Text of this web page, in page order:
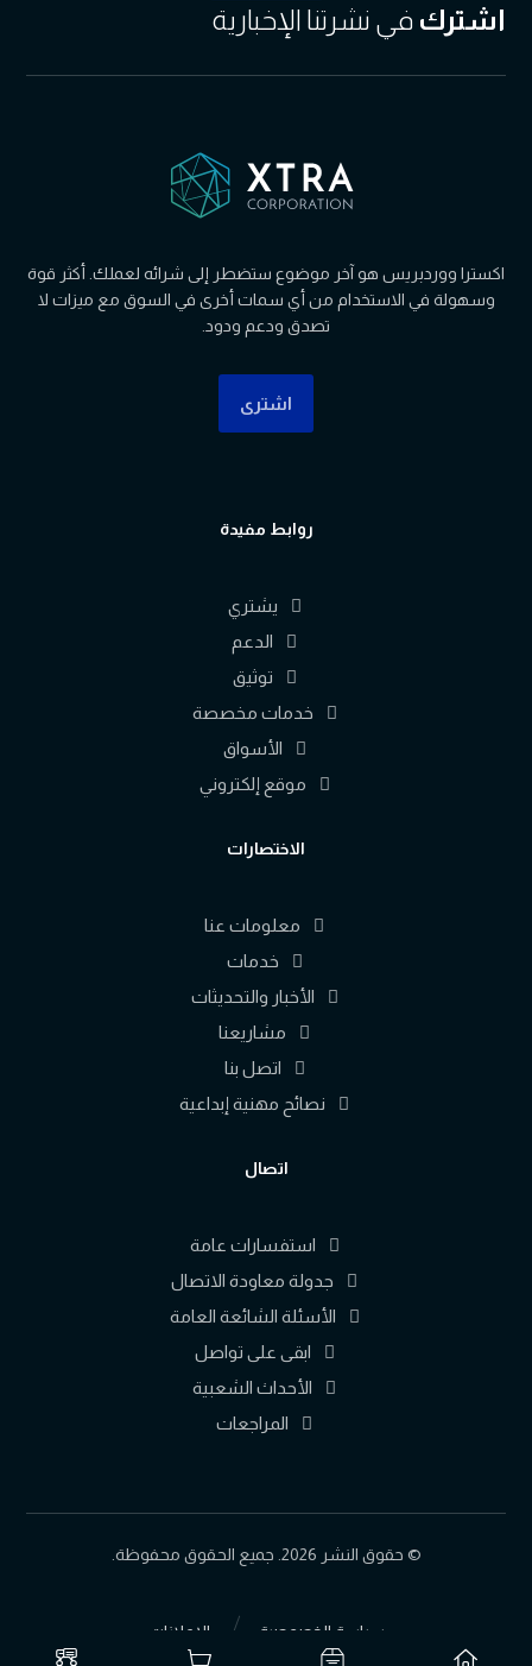
اشترك في نشرتنا الإخبارية
اکسترا ووردبریس هو آخر موضوع ستضطر إلى شرائه لعملك. أكثر قوة
وسهولة في الاستخدام من أي سمات أخرى في السوق مع ميزات لا
تصدق ودعم ودود.
اشتری
روابط مفيدة
يشتري
الدعم
توثيق
خدمات مخصصة
الأسواق
موقع إلكتروني
الاختصارات
معلومات عنا
خدمات
الأخبار والتحديثات
مشاريعنا
اتصل بنا
نصائح مهنية إبداعية
اتصال
استفسارات عامة
جدولة معاودة الاتصال
الأسئلة الشائعة العامة
ابقى على تواصل
الأحداث الشعبية
المراجعات
© حقوق النشر 2026. جميع الحقوق محفوظة.
سياسة الخصوصية الإعلانات